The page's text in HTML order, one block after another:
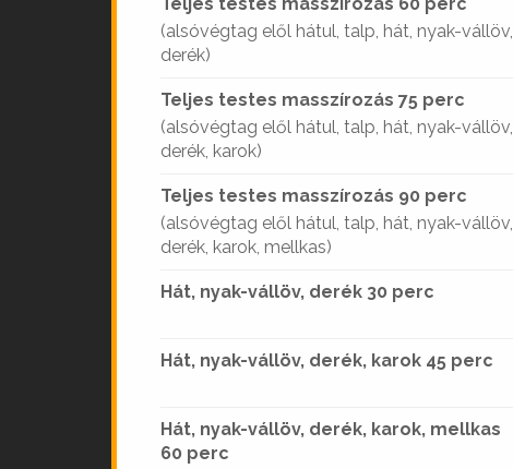
(alsóvégtag elől hátul, talp, hát, nyak-vállöv,
derék)
Teljes testes masszírozás 75 perc
(alsóvégtag elől hátul, talp, hát, nyak-vállöv,
derék, karok)
Teljes testes masszírozás 90 perc
(alsóvégtag elől hátul, talp, hát, nyak-vállöv,
derék, karok, mellkas)
Hát, nyak-vállöv, derék 30 perc
Hát, nyak-vállöv, derék, karok 45 perc
Hát, nyak-vállöv, derék, karok, mellkas
60 perc